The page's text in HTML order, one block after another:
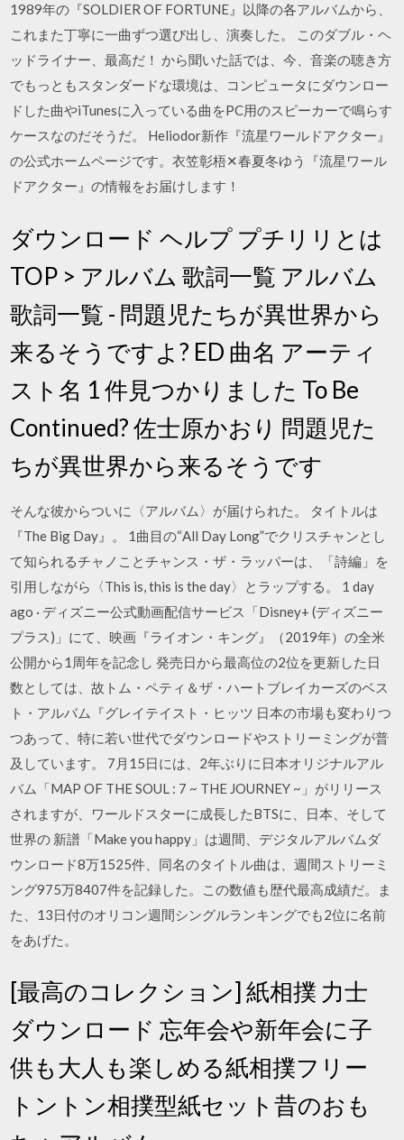
1989年の『SOLDIER OF FORTUNE』以降の各アルバムから、
これまた丁寧に一曲ずつ選び出し、演奏した。 このダブル・ヘ
ッドライナー、最高だ！ から聞いた話では、今、音楽の聴き方
でもっともスタンダードな環境は、コンピュータにダウンロー
ドした曲やiTunesに入っている曲をPC用のスピーカーで鳴らす
ケースなのだそうだ。 Heliodor新作『流星ワールドアクター』
の公式ホームページです。衣笠彰梧✕春夏冬ゆう『流星ワール
ドアクター』の情報をお届けします！
ダウンロード ヘルプ プチリリとは
TOP > アルバム 歌詞一覧 アルバム
歌詞一覧 - 問題児たちが異世界から
来るそうですよ? ED 曲名 アーティ
スト名 1 件見つかりました To Be
Continued? 佐士原かおり 問題児た
ちが異世界から来るそうです
そんな彼からついに〈アルバム〉が届けられた。 タイトルは
『The Big Day』。 1曲目の“All Day Long”でクリスチャンとし
て知られるチャノことチャンス・ザ・ラッパーは、「詩編」を
引用しながら〈This is, this is the day〉とラップする。 1 day
ago · ディズニー公式動画配信サービス「Disney+ (ディズニー
プラス)」にて、映画『ライオン・キング』（2019年）の全米
公開から1周年を記念し 発売日から最高位の2位を更新した日
数としては、故トム・ペティ＆ザ・ハートブレイカーズのベス
ト・アルバム『グレイテイスト・ヒッツ 日本の市場も変わりつ
つあって、特に若い世代でダウンロードやストリーミングが普
及しています。 7月15日には、2年ぶりに日本オリジナルアル
バム「MAP OF THE SOUL : 7 ~ THE JOURNEY ~」がリリース
されますが、ワールドスターに成長したBTSに、日本、そして
世界の 新譜「Make you happy」は週間、デジタルアルバムダ
ウンロード8万1525件、同名のタイトル曲は、週間ストリーミ
ング975万8407件を記録した。この数値も歴代最高成績だ。ま
た、13日付のオリコン週間シングルランキングでも2位に名前
をあげた。
[最高のコレクション] 紙相撲 力士
ダウンロード 忘年会や新年会に子
供も大人も楽しめる紙相撲フリー
トントン相撲型紙セット昔のおも